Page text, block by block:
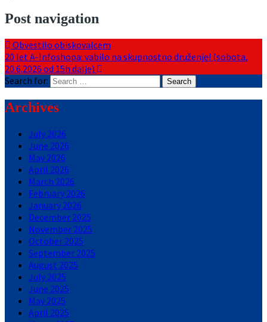
Post navigation
Obvestilo obiskovalcem
20 let A-Infoshopa: vabilo na skupnostno druženje! (sobota,
20.6.2026 od 15h dalje)
Search for:
Archives
July 2026
June 2026
May 2026
April 2026
March 2026
February 2026
January 2026
December 2025
November 2025
October 2025
September 2025
August 2025
July 2025
June 2025
May 2025
April 2025